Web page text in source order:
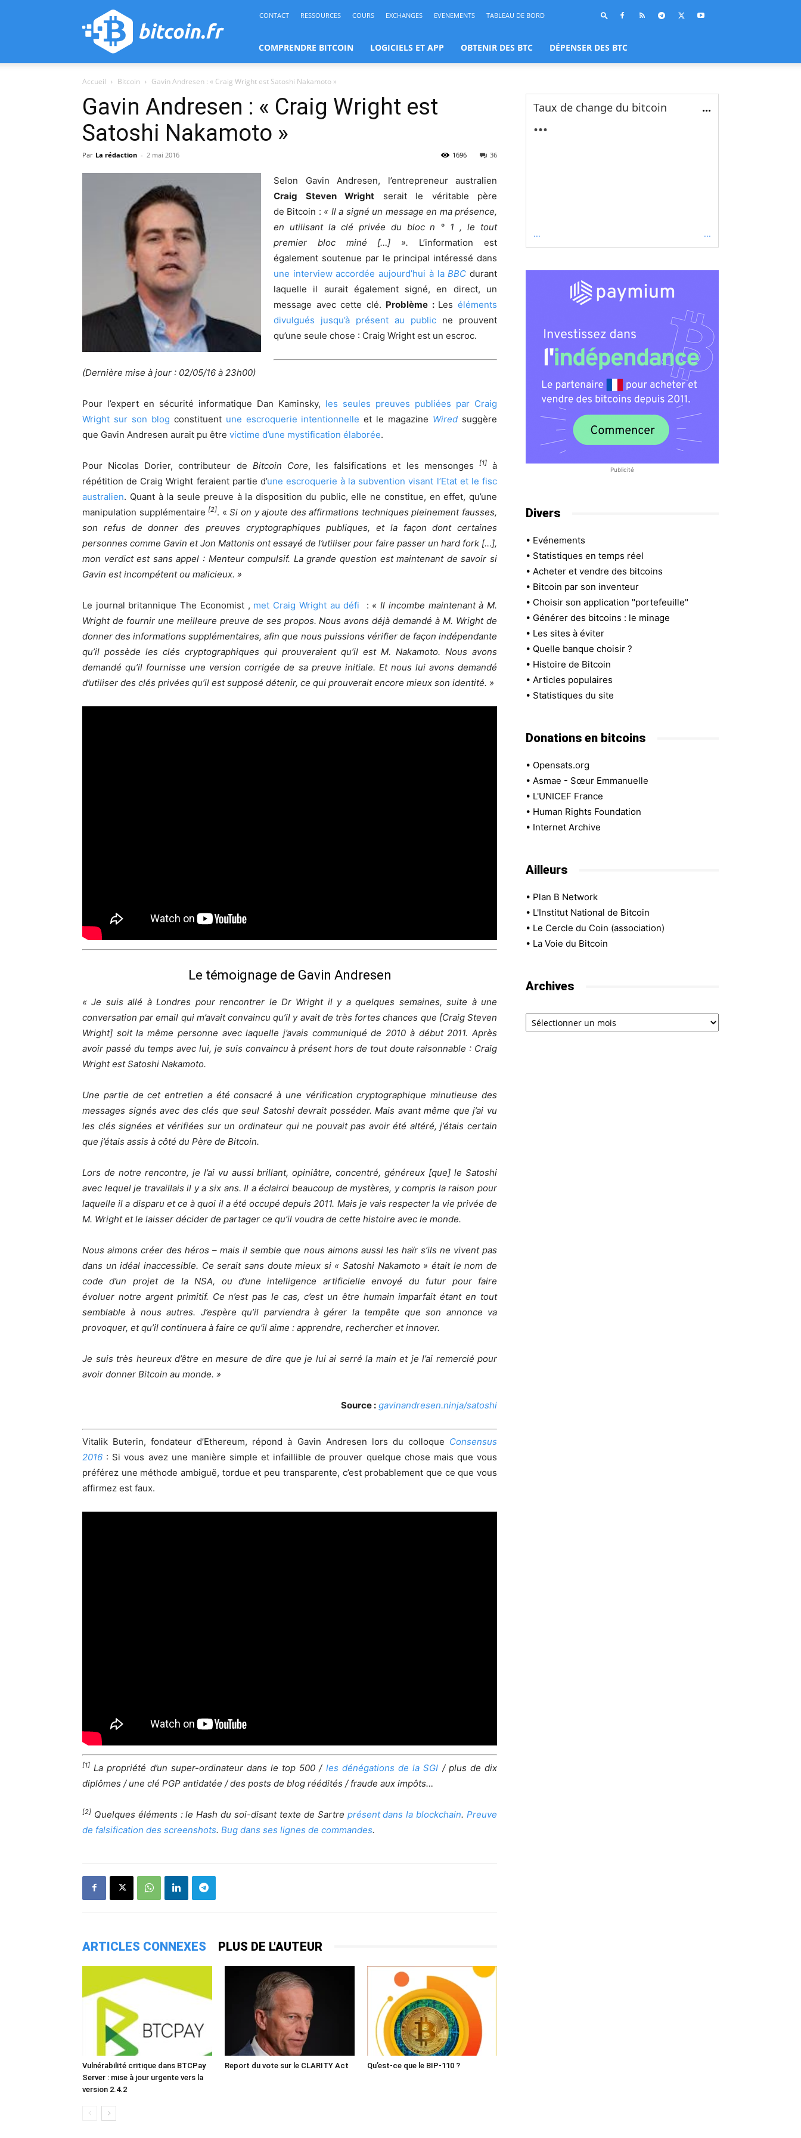
bitcoin.fr
CONTACT RESSOURCES COURS EXCHANGES EVENEMENTS TABLEAU DE BORD
COMPRENDRE BITCOIN LOGICIELS ET APP OBTENIR DES BTC DÉPENSER DES BTC
Accueil Bitcoin Gavin Andresen : « Craig Wright est Satoshi Nakamoto »
Gavin Andresen : « Craig Wright est
Satoshi Nakamoto »
Par La rédaction - 2 mai 2016 36
1696
Selon Gavin Andresen, l’entrepreneur australien
Craig Steven Wright serait le véritable père
de Bitcoin : « Il a signé un message en ma présence,
en utilisant la clé privée du bloc n ° 1 , le tout
premier bloc miné […] ». L’information est
également soutenue par le principal intéressé dans
une interview accordée aujourd’hui à laBBC durant
laquelle il aurait également signé, en direct, un
message avec cette clé. Problème : Leséléments
divulgués jusqu’à présent au public ne prouvent
qu’une seule chose : Craig Wright est un escroc.
(Dernière mise à jour : 02/05/16 à 23h00)
Pour l’expert en sécurité informatique Dan Kaminsky, les seules preuves publiées par Craig
Wright sur son blog constituent une escroquerie intentionnelle et le magazine Wired suggère
que Gavin Andresen aurait pu être victime d’une mystification élaborée.
Pour Nicolas Dorier, contributeur de Bitcoin Core, les falsifications et les mensonges [1]à
répétition de Craig Wright feraient partie d’une escroquerie à la subvention visant l’Etat et le fisc
australien. Quant à la seule preuve à la disposition du public, elle ne constitue, en effet, qu’une
manipulation supplémentaire[2]. «Si on y ajoute des affirmations techniques pleinement fausses,
son refus de donner des preuves cryptographiques publiques, et la façon dont certaines
personnes comme Gavin et Jon Mattonis ont essayé de l’utiliser pour faire passer un hard fork […],
mon verdict est sans appel : Menteur compulsif. La grande question est maintenant de savoir si
Gavin est incompétent ou malicieux. »
Le journal britannique The Economist , met Craig Wright au défi : « Il incombe maintenant à M.
Wright de fournir une meilleure preuve de ses propos. Nous avons déjà demandé à M. Wright de
donner des informations supplémentaires, afin que nous puissions vérifier de façon indépendante
qu’il possède les clés cryptographiques qui prouveraient qu’il est M. Nakamoto. Nous avons
demandé qu’il fournisse une version corrigée de sa preuve initiale. Et nous lui avons demandé
d’utiliser des clés privées qu’il est supposé détenir, ce qui prouverait encore mieux son identité. »
Le témoignage de Gavin Andresen
« Je suis allé à Londres pour rencontrer le Dr Wright il y a quelques semaines, suite à une
conversation par email qui m’avait convaincu qu’il y avait de très fortes chances que [Craig Steven
Wright] soit la même personne avec laquelle j’avais communiqué de 2010 à début 2011. Après
avoir passé du temps avec lui, je suis convaincu à présent hors de tout doute raisonnable : Craig
Wright est Satoshi Nakamoto.
Une partie de cet entretien a été consacré à une vérification cryptographique minutieuse des
messages signés avec des clés que seul Satoshi devrait posséder. Mais avant même que j’ai vu
les clés signées et vérifiées sur un ordinateur qui ne pouvait pas avoir été altéré, j’étais certain
que j’étais assis à côté du Père de Bitcoin.
Lors de notre rencontre, je l’ai vu aussi brillant, opiniâtre, concentré, généreux [que] le Satoshi
avec lequel je travaillais il y a six ans. Il a éclairci beaucoup de mystères, y compris la raison pour
laquelle il a disparu et ce à quoi il a été occupé depuis 2011. Mais je vais respecter la vie privée de
M. Wright et le laisser décider de partager ce qu’il voudra de cette histoire avec le monde.
Nous aimons créer des héros – mais il semble que nous aimons aussi les haïr s’ils ne vivent pas
dans un idéal inaccessible. Ce serait sans doute mieux si « Satoshi Nakamoto » était le nom de
code d’un projet de la NSA, ou d’une intelligence artificielle envoyé du futur pour faire
évoluer notre argent primitif. Ce n’est pas le cas, c’est un être humain imparfait étant en tout
semblable à nous autres. J’espère qu’il parviendra à gérer la tempête que son annonce va
provoquer, et qu’il continuera à faire ce qu’il aime : apprendre, rechercher et innover.
Je suis très heureux d’être en mesure de dire que je lui ai serré la main et je l’ai remercié pour
avoir donner Bitcoin au monde. »
Source : gavinandresen.ninja/satoshi
Vitalik Buterin, fondateur d’Ethereum, répond à Gavin Andresen lors du colloque Consensus
2016 : Si vous avez une manière simple et infaillible de prouver quelque chose mais que vous
préférez une méthode ambiguë, tordue et peu transparente, c’est probablement que ce que vous
affirmez est faux.
[1] La propriété d’un super-ordinateur dans le top 500 / les dénégations de la SGI / plus de dix
diplômes / une clé PGP antidatée / des posts de blog réédités / fraude aux impôts…
[2] Quelques éléments : le Hash du soi-disant texte de Sartre présent dans la blockchain.Preuve
de falsification des screenshots. Bug dans ses lignes de commandes.
ARTICLES CONNEXES PLUS DE L'AUTEUR
Vulnérabilité critique dans BTCPay
Server : mise à jour urgente vers la
version 2.4.2
Report du vote sur le CLARITY Act Qu’est-ce que le BIP-110 ?
Taux de change du bitcoin ...
...
... ...
Publicité
Divers
• Evénements
• Statistiques en temps réel
• Acheter et vendre des bitcoins
• Bitcoin par son inventeur
• Choisir son application "portefeuille"
• Générer des bitcoins : le minage
• Les sites à éviter
• Quelle banque choisir ?
• Histoire de Bitcoin
• Articles populaires
• Statistiques du site
Donations en bitcoins
• Opensats.org
• Asmae - Sœur Emmanuelle
• L'UNICEF France
• Human Rights Foundation
• Internet Archive
Ailleurs
• Plan B Network
• L'Institut National de Bitcoin
• Le Cercle du Coin (association)
• La Voie du Bitcoin
Archives
Archives